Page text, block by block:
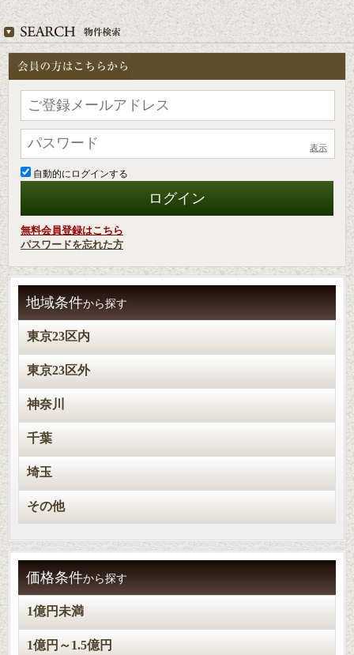
表示
自動的にログインする
無料会員登録はこちら
パスワードを忘れた方
地域条件から探す
東京23区内
東京23区外
神奈川
千葉
埼玉
その他
価格条件から探す
1億円未満
1億円～1.5億円